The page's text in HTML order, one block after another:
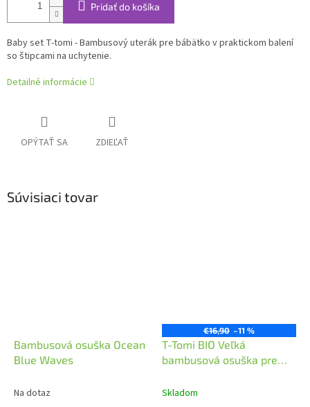
Pridať do košíka
Baby set T-tomi - Bambusový uterák pre bábätko v praktickom balení
so štipcami na uchytenie.
Detailné informácie
OPÝTAŤ SA ZDIEĽAŤ
Súvisiaci tovar
Bambusová osuška Ocean
Blue Waves
Na dotaz
€16,90 –11 %
T-Tomi BIO Veľká
bambusová osuška pre
Skladom